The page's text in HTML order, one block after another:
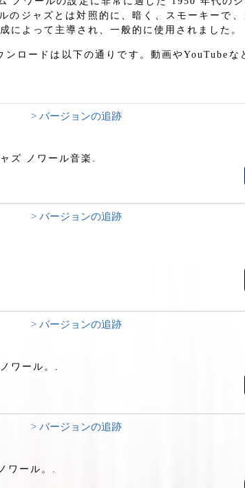
のジャズとは対照的に、暗く、スモーキーで
によって主導され、一般的に使用されました。
ロードは以下の通りです。動画やYouTubeな
> バージョンの追跡
ズ ノワール音楽.
> バージョンの追跡
> バージョンの追跡
ワール。.
> バージョンの追跡
ワール。.